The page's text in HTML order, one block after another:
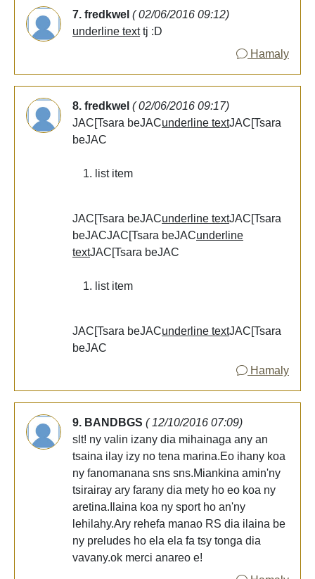
7. fredkwel ( 02/06/2016 09:12)
underline texttj :D
Hamaly
8. fredkwel ( 02/06/2016 09:17)
JAC[Tsara beJACunderline textJAC[Tsara
beJAC
list item
JAC[Tsara beJACunderline textJAC[Tsara
beJACJAC[Tsara beJACunderline
textJAC[Tsara beJAC
list item
JAC[Tsara beJACunderline textJAC[Tsara
beJAC
Hamaly
9. BANDBGS ( 12/10/2016 07:09)
slt! ny valin izany dia mihainaga any an
tsaina ilay izy no tena marina.Eo ihany koa
ny fanomanana sns sns.Miankina amin'ny
tsirairay ary farany dia mety ho eo koa ny
aretina.Ilaina koa ny sport ho an'ny
lehilahy.Ary rehefa manao RS dia ilaina be
ny preludes ho ela ela fa tsy tonga dia
vavany.ok merci anareo e!